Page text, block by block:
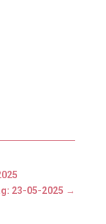
23-05-2025 →